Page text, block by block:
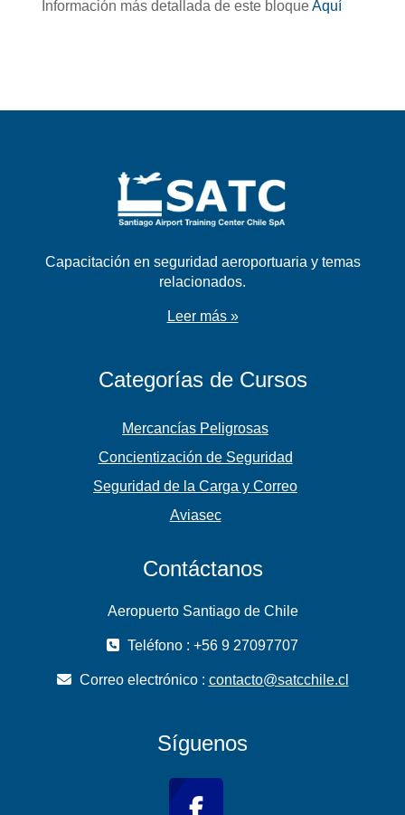
Información más detallada de este bloqueAquí
Capacitación en seguridad aeroportuaria y temas
relacionados.
Leer más »
Categorías de Cursos
Mercancías Peligrosas
Concientización de Seguridad
Seguridad de la Carga y Correo
Aviasec
Contáctanos
Aeropuerto Santiago de Chile
Teléfono : +56 9 27097707
Correo electrónico : contacto@satcchile.cl
Síguenos